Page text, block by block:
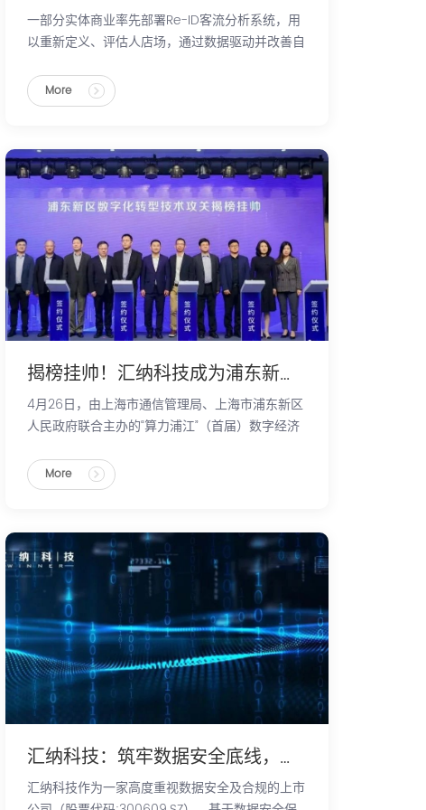
一部分实体商业率先部署Re-ID客流分析系统，用
以重新定义、评估人店场，通过数据驱动并改善自
皮书》中所提到的“Re-ID可以记录顾客特征、顾客
游逛轨迹等数据。这些数据可以帮助购物中心更加
牌布局、辅导品牌经营方面提供价值。
More
揭榜挂帅！汇纳科技成为浦东新区数字化转型技术攻关企业
4月26日，由上海市通信管理局、上海市浦东新区
人民政府联合主办的“算力浦江”（首届）数字经济
More
汇纳科技：筑牢数据安全底线，守护人工智能发展蓝图！
汇纳科技作为一家高度重视数据安全及合规的上市